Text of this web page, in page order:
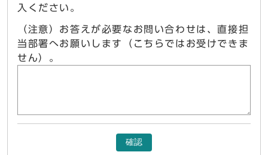
入ください。
（注意）お答えが必要なお問い合わせは、直接担
当部署へお願いします（こちらではお受けできま
せん）。
確認